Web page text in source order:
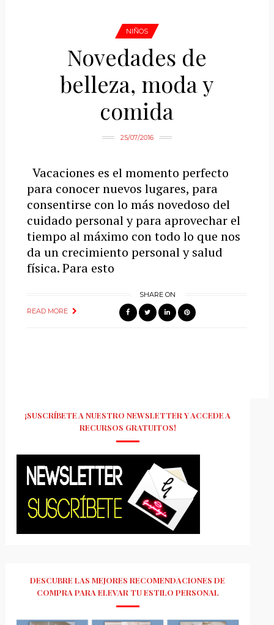
NIÑOS
Novedades de
belleza, moda y
comida
25/07/2016
Vacaciones es el momento perfecto
para conocer nuevos lugares, para
consentirse con lo más novedoso del
cuidado personal y para aprovechar el
tiempo al máximo con todo lo que nos
da un crecimiento personal y salud
física. Para esto
READ MORE
SHARE ON
¡SUSCRÍBETE A NUESTRO NEWSLETTER Y ACCEDE A
RECURSOS GRATUITOS!
DESCUBRE LAS MEJORES RECOMENDACIONES DE
COMPRA PARA ELEVAR TU ESTILO PERSONAL